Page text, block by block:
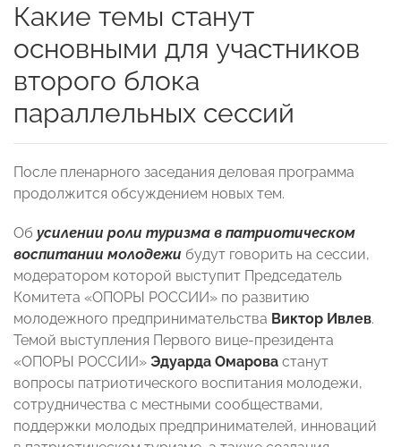
Какие темы станут
основными для участников
второго блока
параллельных сессий
После пленарного заседания деловая программа
продолжится обсуждением новых тем.
Об усилении роли туризма в патриотическом
воспитании молодежи будут говорить на сессии,
модератором которой выступит Председатель
Комитета «ОПОРЫ РОССИИ» по развитию
молодежного предпринимательства Виктор Ивлев.
Темой выступления Первого вице-президента
«ОПОРЫ РОССИИ» Эдуарда Омарова станут
вопросы патриотического воспитания молодежи,
сотрудничества с местными сообществами,
поддержки молодых предпринимателей, инноваций